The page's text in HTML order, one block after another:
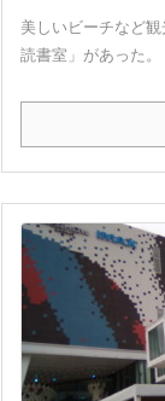
美しいビーチなど
読書室」があった。